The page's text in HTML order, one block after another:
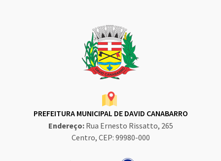
PREFEITURA MUNICIPAL DE DAVID CANABARRO
Endereço: Rua Ernesto Rissatto, 265
Centro, CEP: 99980-000